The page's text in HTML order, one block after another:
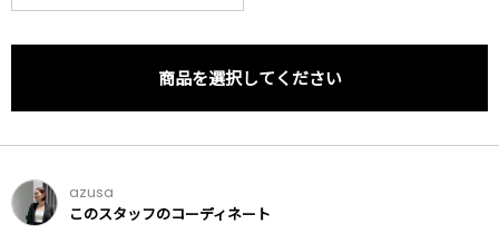
商品を選択してください
azusa
このスタッフのコーディネート